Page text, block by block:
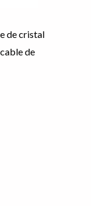
de cristal
de